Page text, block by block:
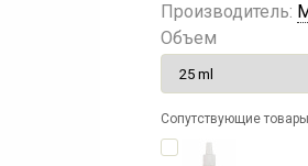
Производитель:
Объем
Сопутствующие товары